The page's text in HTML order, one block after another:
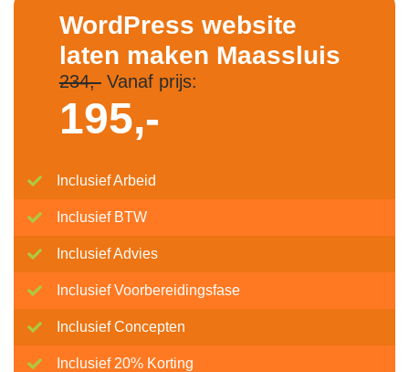
WordPress website
laten maken Maassluis
234,-Vanaf prijs:
195,-
Inclusief Arbeid
Inclusief BTW
Inclusief Advies
Inclusief Voorbereidingsfase
Inclusief Concepten
Inclusief 20% Korting